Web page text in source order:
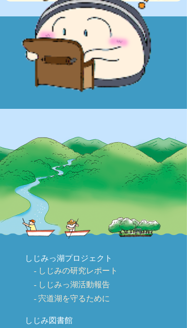
しじみっ湖プロジェクト
しじみの研究レポート
しじみっ湖活動報告
宍道湖を守るために
しじみ図書館